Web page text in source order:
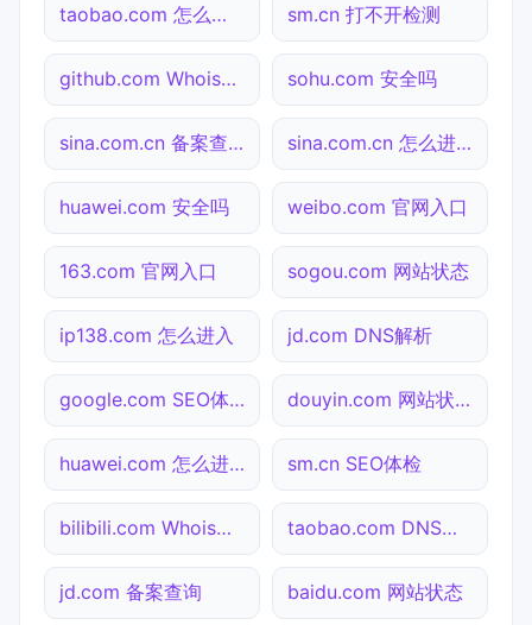
taobao.com 怎么进入 sm.cn 打不开检测
github.com Whois查询 sohu.com 安全吗
sina.com.cn 备案查询 sina.com.cn 怎么进入
huawei.com 安全吗 weibo.com 官网入口
163.com 官网入口 sogou.com 网站状态
ip138.com 怎么进入 jd.com DNS解析
google.com SEO体检 douyin.com 网站状态
huawei.com 怎么进入 sm.cn SEO体检
bilibili.com Whois查询 taobao.com DNS解析
jd.com 备案查询 baidu.com 网站状态